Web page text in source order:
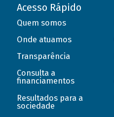
Acesso Rápido
Quem somos
Onde atuamos
Transparência
Consulta a
financiamentos
Resultados para a
sociedade